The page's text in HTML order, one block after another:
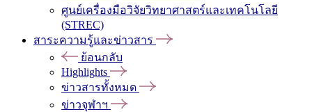
ศูนย์เครื่องมือวิจัยวิทยาศาสตร์และเทคโนโลยี
(STREC)
สาระความรู้และข่าวสาร
ย้อนกลับ
Highlights
ข่าวสารทั้งหมด
ข่าวจุฬาฯ